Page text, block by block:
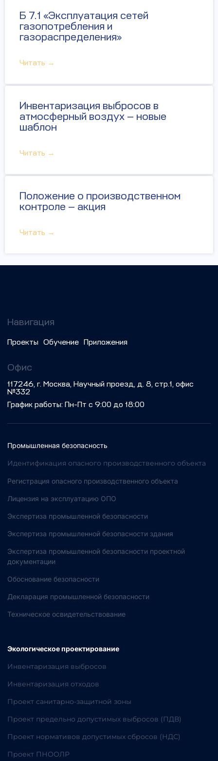
Б 7.1 «Эксплуатация сетей
газопотребления и
газораспределения»
Читать →
Инвентаризация выбросов в
атмосферный воздух — новые
шаблон
Читать →
Положение о производственном
контроле — акция
Читать →
Навигация
Проекты Обучение Приложения
Офис
117246, г. Москва, Научный проезд, д. 8, стр.1, офис
№332
График работы: Пн-Пт с 9:00 до 18:00
Промышленная безопасность
Идентификация опасного производственного объекта
Регистрация опасного производственного объекта
Лицензия на эксплуатацию ОПО
Экспертиза промышленной безопасности
Экспертиза промышленной безопасности здания
Экспертиза промышленной безопасности проектной
документации
Обоснование безопасности
Декларация промышленной безопасности
Техническое освидетельствование
Экологическое проектирование
Инвентаризация выбросов
Инвентаризация отходов
Проект санитарно-защитной зоны
Проект предельно допустимых выбросов (ПДВ)
Проект нормативов допустимых сбросов (НДС)
Проект ПНООЛР